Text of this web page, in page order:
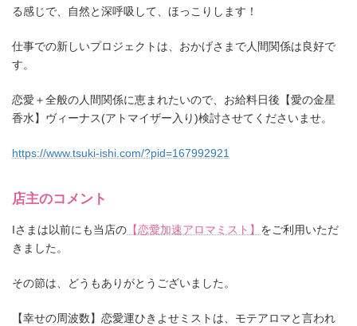
る感じで、自然と深呼吸して、ほっこりします！
仕事での新しいプロジェクトは、おかげさまで人間関係は良好で
す。
恋愛＋全般の人間関係に恵まれたいので、お給料日後【愛の金星
香水】ヴィーナス(アトマイザー入り)検討させてくださいませ。
https://www.tsuki-ishi.com/?pid=167992921
店主のコメント
Iさまは以前にも当店の 【恋愛加速アロマミスト】 をご利用いただ
きました。
その節は、どうもありがとうございました。
【幸せの周波数】恋愛運ひきよせミストは、モテアロマと言われ